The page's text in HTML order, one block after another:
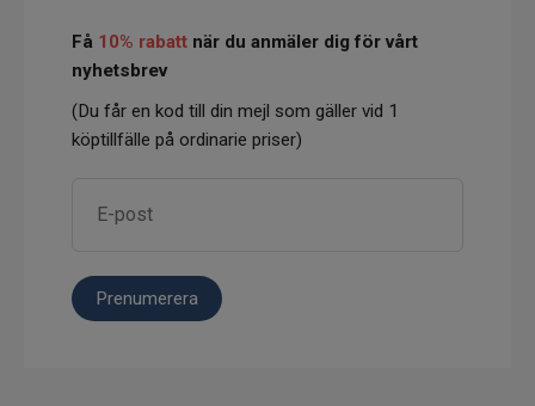
Få 10% rabatt när du anmäler dig för vårt
nyhetsbrev
(Du får en kod till din mejl som gäller vid 1
köptillfälle på ordinarie priser)
Prenumerera